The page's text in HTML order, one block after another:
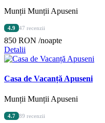
Munții Munții Apuseni
4.9 47 recenzii
850 RON /noapte
Detalii
Casa de Vacanță Apuseni
Munții Munții Apuseni
4.7 89 recenzii